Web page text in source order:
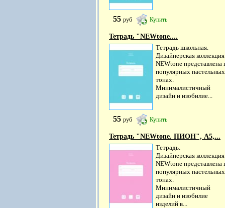
55 руб Купить
Тетрадь "NEWtone....
Тетрадь школьная.
Дизайнерская коллекция
NEWtone представлена
популярных пастельных
тонах.
Минималистичный
дизайн и изобилие...
55 руб Купить
Тетрадь "NEWtone. ПИОН", А5,...
Тетрадь.
Дизайнерская коллекция
NEWtone представлена
популярных пастельных
тонах.
Минималистичный
дизайн и изобилие
изделий в...